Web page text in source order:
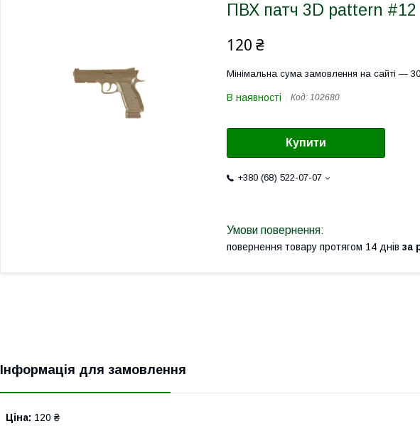
ПВХ патч 3D pattern #12
120 ₴
Мінімальна сума замовлення на сайті —
В наявності Код: 102680
Купити
+380 (68) 522-07-07
повернення товару протягом 14 днів за
Інформація для замовлення
Ціна: 120 ₴